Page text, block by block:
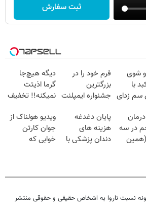
ثبت سفارش
شوی
با
زدای
فرم خود را در
بزرگترین
جشنواره ایمپلنت
فقط ۲۵ میلیون
دیگه هیچ‌جا
گرما اذیتت
نمیکنه!! تخفیف
نده
در سه
پایان دغدغه
هزینه های
دندان پزشکی با
ویدیو هولناک از
جوان کارتن
خوابی که
نسبت ناروا به اشخاص حقیقی و حقوقی منتشر